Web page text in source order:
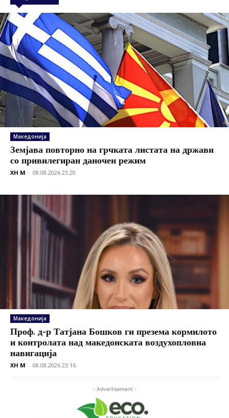
Македонија
Земјава повторно на грчката листата на држави
со привилегиран даночен режим
XH M - 08.08.2026 23:20
Македонија
Проф. д-р Татјана Бошков ги презема кормилото
и контролата над македонската воздухопловна
навигација
XH M - 08.08.2026 23:16
- Advertisement -